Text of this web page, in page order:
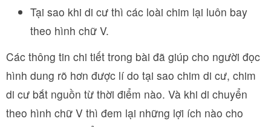
Tại sao khi di cư thì các loài chim lại luôn bay
theo hình chữ V.
Các thông tin chi tiết trong bài đã giúp cho người đọc
hình dung rõ hơn được lí do tại sao chim di cư, chim
di cư bắt nguồn từ thời điểm nào. Và khi di chuyển
theo hình chữ V thì đem lại những lợi ích nào cho